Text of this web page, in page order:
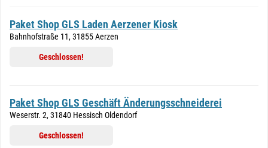
Paket Shop GLS Laden Aerzener Kiosk
Bahnhofstraße 11, 31855 Aerzen
Geschlossen!
Paket Shop GLS Geschäft Änderungsschneiderei
Weserstr. 2, 31840 Hessisch Oldendorf
Geschlossen!